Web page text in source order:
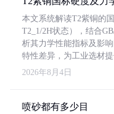
本文系统解读T2紫铜的
T2_1/2H状态），结合
析其力学性能指标及影
特性差异，为工业选材提
2026年8月4日
喷砂都有多少目